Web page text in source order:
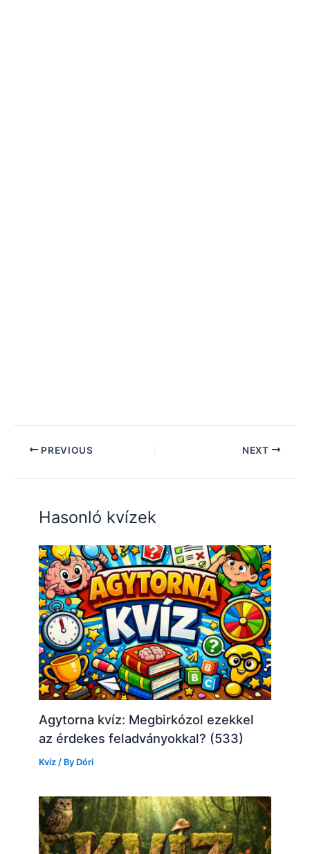
PREVIOUS NEXT
Hasonló kvízek
Agytorna kvíz: Megbirkózol ezekkel
az érdekes feladványokkal? (533)
Kvíz / By Dóri